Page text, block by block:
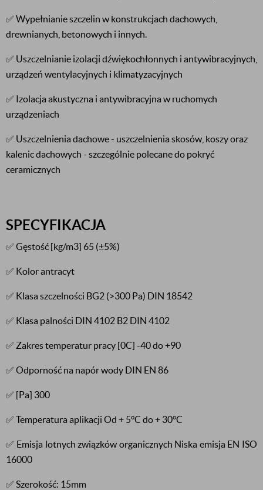
✅ Wypełnianie szczelin w konstrukcjach dachowych,
drewnianych, betonowych i innych.
✅ Uszczelnianie izolacji dźwiękochłonnych i antywibracyjnych,
urządzeń wentylacyjnych i klimatyzacyjnych
✅ Izolacja akustyczna i antywibracyjna w ruchomych
urządzeniach
✅ Uszczelnienia dachowe - uszczelnienia skosów, koszy oraz
kalenic dachowych - szczególnie polecane do pokryć
ceramicznych
SPECYFIKACJA
✅ Gęstość [kg/m3] 65 (±5%)
✅ Kolor antracyt
✅ Klasa szczelności BG2 (>300 Pa) DIN 18542
✅ Klasa palności DIN 4102 B2 DIN 4102
✅ Zakres temperatur pracy [0C] -40 do +90
✅ Odporność na napór wody DIN EN 86
✅ [Pa] 300
✅ Temperatura aplikacji Od + 5°C do + 30°C
✅ Emisja lotnych związków organicznych Niska emisja EN ISO
16000
✅ Szerokość: 15mm